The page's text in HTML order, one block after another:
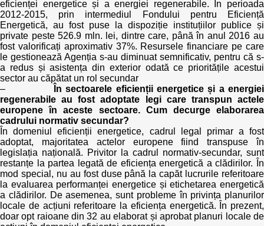
eficienței energetice și a energiei regenerabile. În perioada
2012-2015, prin intermediul Fondului pentru Eficiență
Energetică, au fost puse la dispoziție instituțiilor publice și
private peste 526.9 mln. lei, dintre care, până în anul 2016 au
fost valorificați aproximativ 37%. Resursele financiare pe care
le gestionează Agenția s-au diminuat semnificativ, pentru că s-
a redus și asistența din exterior odată ce prioritățile acestui
sector au căpătat un rol secundar
–
În sectoarele eficienții energetice și a energiei
regenerabile au fost adoptate legi care transpun actele
europene în aceste sectoare. Cum decurge elaborarea
cadrului normativ secundar?
În domeniul eficienții energetice, cadrul legal primar a fost
adoptat, majoritatea actelor europene fiind transpuse în
legislația națională. Privitor la cadrul normativ-secundar, sunt
restanțe la partea legată de eficiența energetică a clădirilor. În
mod special, nu au fost duse până la capăt lucrurile referitoare
la evaluarea performanței energetice și etichetarea energetică
a clădirilor. De asemenea, sunt probleme în privința planurilor
locale de acțiuni referitoare la eficiența energetică. În prezent,
doar opt raioane din 32 au elaborat și aprobat planuri locale de